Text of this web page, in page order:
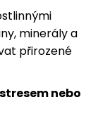
minerály a
přirozené
nebo